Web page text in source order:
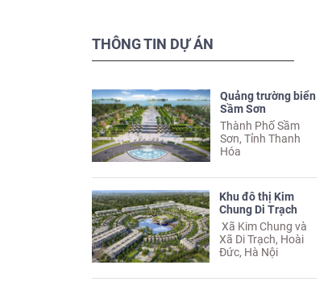
THÔNG TIN DỰ ÁN
Quảng trường biển
Sầm Sơn
Thành Phố Sầm
Sơn, Tỉnh Thanh
Hóa
Khu đô thị Kim
Chung Di Trạch
Xã Kim Chung và
Xã Di Trạch, Hoài
Đức, Hà Nội